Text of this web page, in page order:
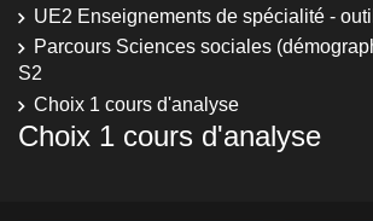
UE2 Enseignements de spécialité -
Parcours Sciences sociales
S2
Choix 1 cours d'analyse
Choix 1 cours d'analyse